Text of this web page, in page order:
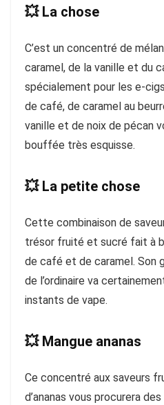
💥 La chose
C’est un concentré de
caramel, de la vanille et du
spécialement pour les e-
de café, de caramel au
vanille et de noix de pécan
bouffée très esquisse.
💥 La petite chose
Cette combinaison de
trésor fruité et sucré fait à
de café et de caramel. Son
de l’ordinaire va
instants de vape.
💥 Mangue ananas
Ce concentré aux saveurs
d’ananas vous procurera